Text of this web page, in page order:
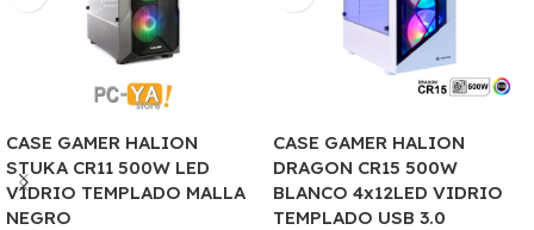
CASE GAMER HALION
STUKA CR11 500W LED
VIDRIO TEMPLADO MALLA
NEGRO
CASE GAMER HALION
DRAGON CR15 500W
BLANCO 4x12LED VIDRIO
TEMPLADO USB 3.0